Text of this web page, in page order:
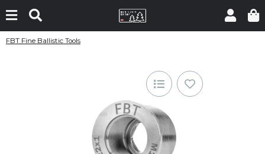
FBT Fine Ballistic Tools